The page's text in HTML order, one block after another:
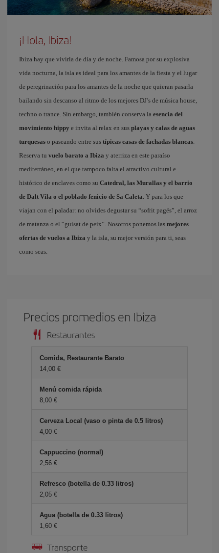
¡Hola, Ibiza!
Ibiza hay que vivirla de día y de noche. Famosa por su explosiva
vida nocturna, la isla es ideal para los amantes de la fiesta y el lugar
de peregrinación para los amantes de la noche que quieran pasarla
bailando sin descanso al ritmo de los mejores DJ’s de música house,
techno o trance. Sin embargo, también conserva la esencia del
movimiento hippy e invita al relax en sus playas y calas de aguas
turquesas o paseando entre sus típicas casas de fachadas blancas.
Reserva tu vuelo barato a Ibiza y aterriza en este paraíso
mediterráneo, en el que tampoco falta el atractivo cultural e
histórico de enclaves como su Catedral, las Murallas y el barrio
de Dalt Vila o el poblado fenicio de Sa Caleta. Y para los que
viajan con el paladar: no olvides degustar su “sofrit pagés”, el arroz
de matanza o el “guisat de peix”. Nosotros ponemos las mejores
ofertas de vuelos a Ibiza y la isla, su mejor versión para ti, seas
como seas.
Precios promedios en Ibiza
Restaurantes
Comida, Restaurante Barato
14,00 €
Menú comida rápida
8,00 €
Cerveza Local (vaso o pinta de 0.5 litros)
4,00 €
Cappuccino (normal)
2,56 €
Refresco (botella de 0.33 litros)
2,05 €
Agua (botella de 0.33 litros)
1,60 €
Transporte